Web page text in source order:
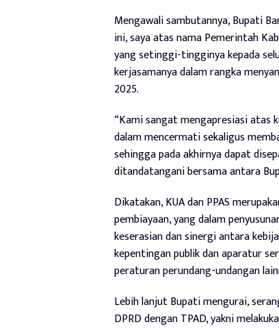
Mengawali sambutannya, Bupati
ini, saya atas nama Pemerintah
yang setinggi-tingginya kepada
kerjasamanya dalam rangka
2025.
“Kami sangat mengapresiasi atas
dalam mencermati sekaligus
sehingga pada akhirnya dapat
ditandatangani bersama antara
Dikatakan, KUA dan PPAS
pembiayaan, yang dalam
keserasian dan sinergi antara
kepentingan publik dan aparatur
peraturan perundang-undangan
Lebih lanjut Bupati mengurai,
DPRD dengan TPAD, yakni